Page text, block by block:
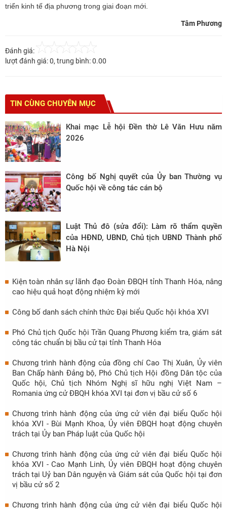
triển kinh tế địa phương trong giai đoạn mới.
Tâm Phương
Đánh giá:
lượt đánh giá:0, trung bình:0.00
TIN CÙNG CHUYÊN MỤC
Khai mạc Lễ hội Đền thờ Lê Văn Hưu năm
2026
Công bố Nghị quyết của Ủy ban Thường vụ
Quốc hội về công tác cán bộ
Luật Thủ đô (sửa đổi): Làm rõ thẩm quyền
của HĐND, UBND, Chủ tịch UBND Thành phố
Hà Nội
Kiện toàn nhân sự lãnh đạo Đoàn ĐBQH tỉnh Thanh Hóa, nâng
cao hiệu quả hoạt động nhiệm kỳ mới
Công bố danh sách chính thức Đại biểu Quốc hội khóa XVI
Phó Chủ tịch Quốc hội Trần Quang Phương kiểm tra, giám sát
công tác chuẩn bị bầu cử tại tỉnh Thanh Hóa
Chương trình hành động của đồng chí Cao Thị Xuân, Ủy viên
Ban Chấp hành Đảng bộ, Phó Chủ tịch Hội đồng Dân tộc của
Quốc hội, Chủ tịch Nhóm Nghị sĩ hữu nghị Việt Nam –
Romania ứng cử ĐBQH khóa XVI tại đơn vị bầu cử số 6
Chương trình hành động của ứng cử viên đại biểu Quốc hội
khóa XVI - Bùi Mạnh Khoa, Ủy viên ĐBQH hoạt động chuyên
trách tại Ủy ban Pháp luật của Quốc hội
Chương trình hành động của ứng cử viên đại biểu Quốc hội
khóa XVI - Cao Mạnh Linh, Ủy viên ĐBQH hoạt động chuyên
trách tại Uỷ ban Dân nguyện và Giám sát của Quốc hội tại đơn
vị bầu cử số 2
Chương trình hành động của ứng cử viên đại biểu Quốc hội